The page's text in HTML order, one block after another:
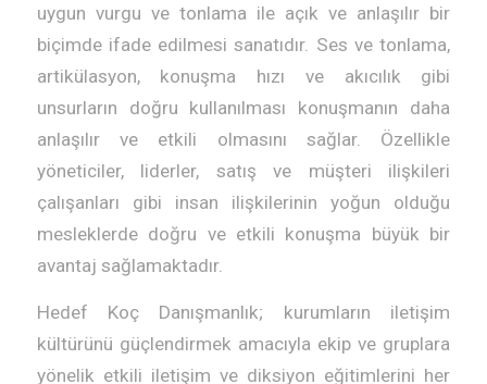
uygun vurgu ve tonlama ile açık ve anlaşılır bir
biçimde ifade edilmesi sanatıdır. Ses ve tonlama,
artikülasyon, konuşma hızı ve akıcılık gibi
unsurların doğru kullanılması konuşmanın daha
anlaşılır ve etkili olmasını sağlar. Özellikle
yöneticiler, liderler, satış ve müşteri ilişkileri
çalışanları gibi insan ilişkilerinin yoğun olduğu
mesleklerde doğru ve etkili konuşma büyük bir
avantaj sağlamaktadır.
Hedef Koç Danışmanlık; kurumların iletişim
kültürünü güçlendirmek amacıyla ekip ve gruplara
yönelik etkili iletişim ve diksiyon eğitimlerini her